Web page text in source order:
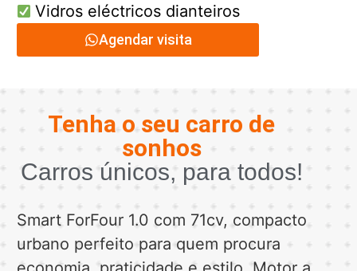
Vidros eléctricos dianteiros
Agendar visita
Tenha o seu carro de
sonhos
Carros únicos, para todos!
Smart ForFour 1.0 com 71cv, compacto
urbano perfeito para quem procura